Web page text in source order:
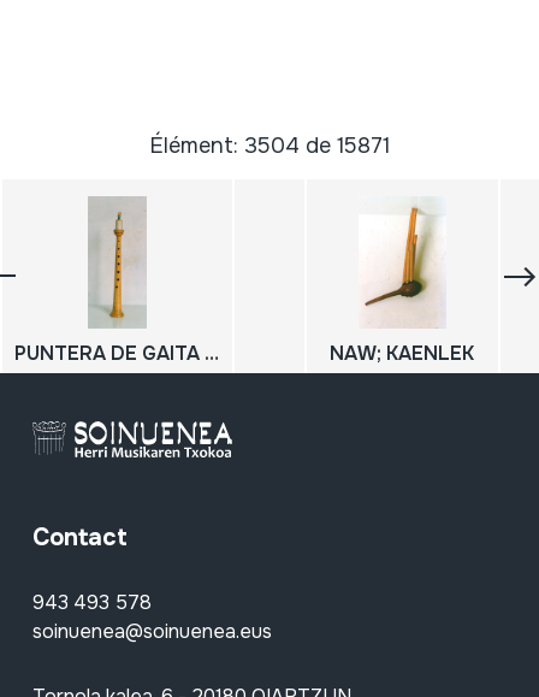
Élément: 3504 de 15871
PUNTERA DE GAITA SANABRESA NAW; KAENLEK
Contact
943 493 578
soinuenea@soinuenea.eus